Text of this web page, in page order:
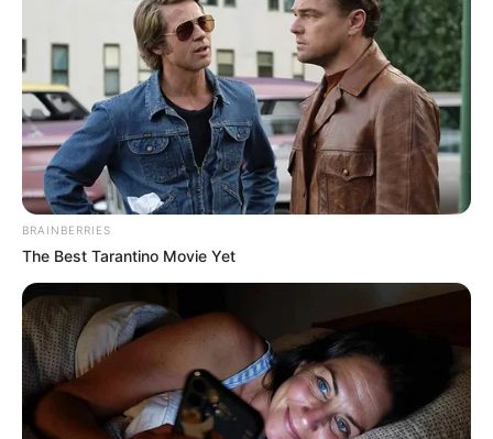
BRAINBERRIES
The Best Tarantino Movie Yet